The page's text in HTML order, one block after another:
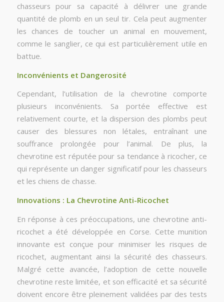
chasseurs pour sa capacité à délivrer une grande
quantité de plomb en un seul tir. Cela peut augmenter
les chances de toucher un animal en mouvement,
comme le sanglier, ce qui est particulièrement utile en
battue.
Inconvénients et Dangerosité
Cependant, l’utilisation de la chevrotine comporte
plusieurs inconvénients. Sa portée effective est
relativement courte, et la dispersion des plombs peut
causer des blessures non létales, entraînant une
souffrance prolongée pour l’animal. De plus, la
chevrotine est réputée pour sa tendance à ricocher, ce
qui représente un danger significatif pour les chasseurs
et les chiens de chasse.
Innovations : La Chevrotine Anti-Ricochet
En réponse à ces préoccupations, une chevrotine anti-
ricochet a été développée en Corse. Cette munition
innovante est conçue pour minimiser les risques de
ricochet, augmentant ainsi la sécurité des chasseurs.
Malgré cette avancée, l’adoption de cette nouvelle
chevrotine reste limitée, et son efficacité et sa sécurité
doivent encore être pleinement validées par des tests